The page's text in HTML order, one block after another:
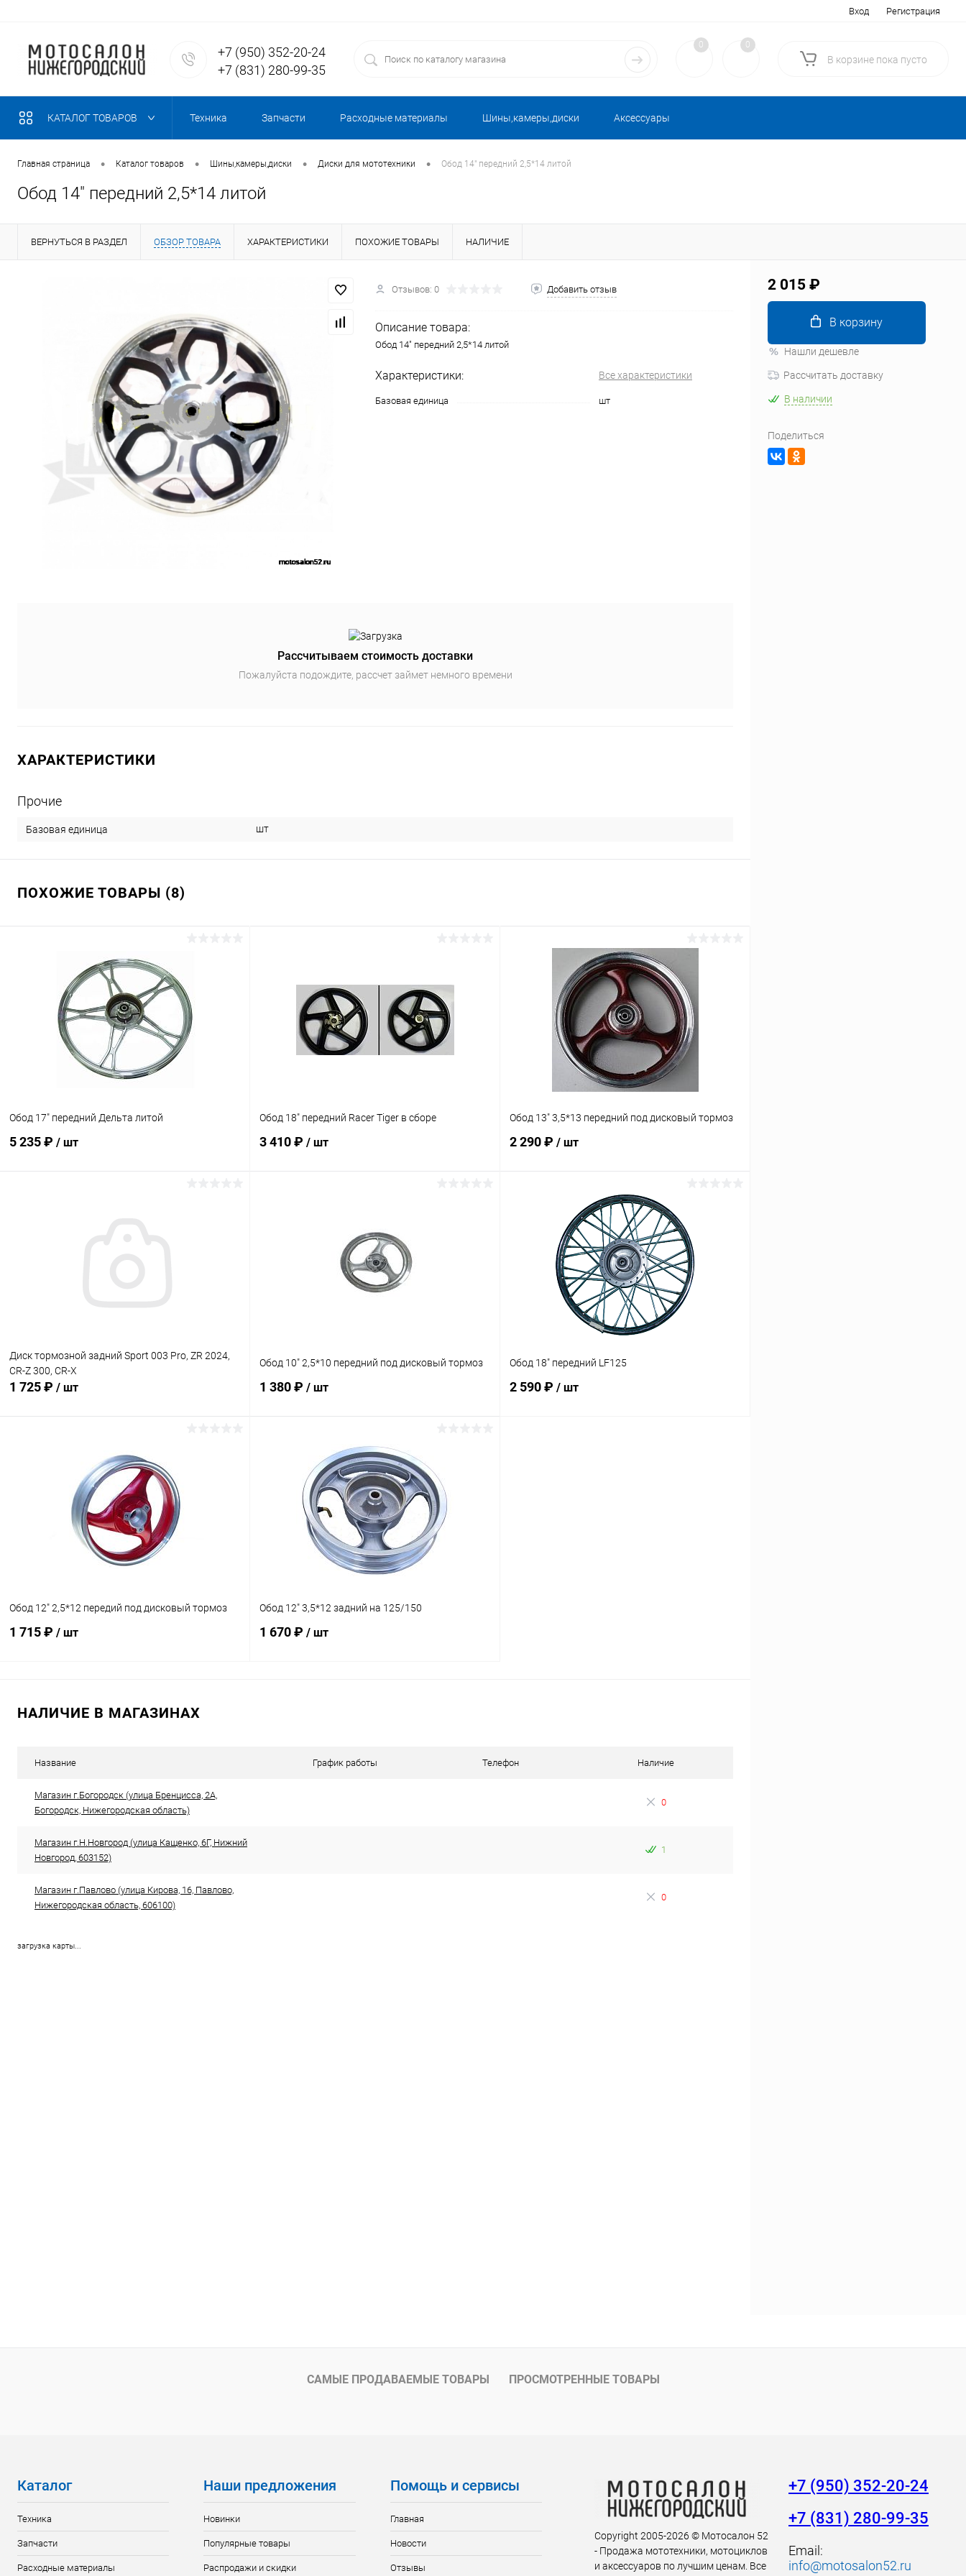
Вход Регистрация
+7 (950) 352-20-24
+7 (831) 280-99-35
0 0
В корзине пока пусто
КАТАЛОГ ТОВАРОВ Техника Запчасти Расходные материалы Шины,камеры,диски Аксессуары
Главная страница • Каталог товаров • Шины,камеры,диски • Диски для мототехники • Обод 14" передний 2,5*14 литой
Обод 14" передний 2,5*14 литой
ВЕРНУТЬСЯ В РАЗДЕЛ ОБЗОР ТОВАРА ХАРАКТЕРИСТИКИ ПОХОЖИЕ ТОВАРЫ НАЛИЧИЕ
Отзывов: 0 Добавить отзыв
Описание товара:
Обод 14" передний 2,5*14 литой
Характеристики: Все характеристики
Базовая единица шт
Рассчитываем стоимость доставки
Пожалуйста подождите, рассчет займет немного времени
ХАРАКТЕРИСТИКИ
Прочие
Базовая единица шт
ПОХОЖИЕ ТОВАРЫ (8)
Обод 17" передний Дельта литой
5 235 ₽ / шт
Обод 18" передний Racer Tiger в сборе
3 410 ₽ / шт
В наличии
Обод 13" 3,5*13 передний под дисковый тормоз
2 290 ₽ / шт
В корзину
Сравнение
В избранное В наличии
Диск тормозной задний Sport 003 Pro, ZR 2024,
CR-Z 300, CR-X
1 725 ₽ / шт
В избранное В наличии
Обод 10" 2,5*10 передний под дисковый тормоз
1 380 ₽ / шт
В корзину
Сравнение
В избранное В наличии
Обод 18" передний LF125
2 590 ₽ / шт
Обод 12" 2,5*12 передий под дисковый тормоз
1 715 ₽ / шт
Обод 12" 3,5*12 задний на 125/150
1 670 ₽ / шт
НАЛИЧИЕ В МАГАЗИНАХ
Название График работы Телефон Наличие
Магазин г.Богородск (улица Бренцисса, 2А,
Богородск, Нижегородская область)
0
Магазин г.Н.Новгород (улица Кащенко, 6Г, Нижний
Новгород, 603152)
1
Магазин г.Павлово (улица Кирова, 16, Павлово,
Нижегородская область, 606100)
0
загрузка карты...
2 015 ₽
В корзину
Нашли дешевле
Рассчитать доставку
В наличии
Поделиться
САМЫЕ ПРОДАВАЕМЫЕ ТОВАРЫ ПРОСМОТРЕННЫЕ ТОВАРЫ
Каталог
Техника
Запчасти
Расходные материалы
Наши предложения
Новинки
Популярные товары
Распродажи и скидки
Помощь и сервисы
Главная
Новости
Отзывы
Copyright 2005-2026 © Мотосалон 52
- Продажа мототехники, мотоциклов
и аксессуаров по лучшим ценам. Все
+7 (950) 352-20-24
+7 (831) 280-99-35
Email:
info@motosalon52.ru